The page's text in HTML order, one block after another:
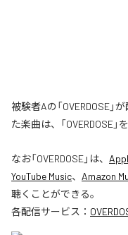
被験者Aの「OVERDOSE
た楽曲は、「OVERDOSE」
なお「OVERDOSE」は、
YouTube Music、 Amazon
聴くことができる。
各配信サービス：